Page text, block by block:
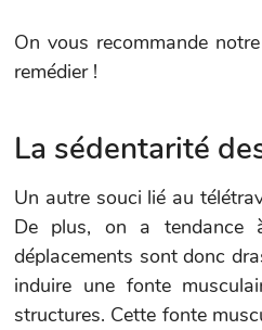
On vous recommande
remédier !
La sédentarité
Un autre souci lié au
De plus, on a tendance
déplacements sont donc
induire une fonte
structures. Cette fonte